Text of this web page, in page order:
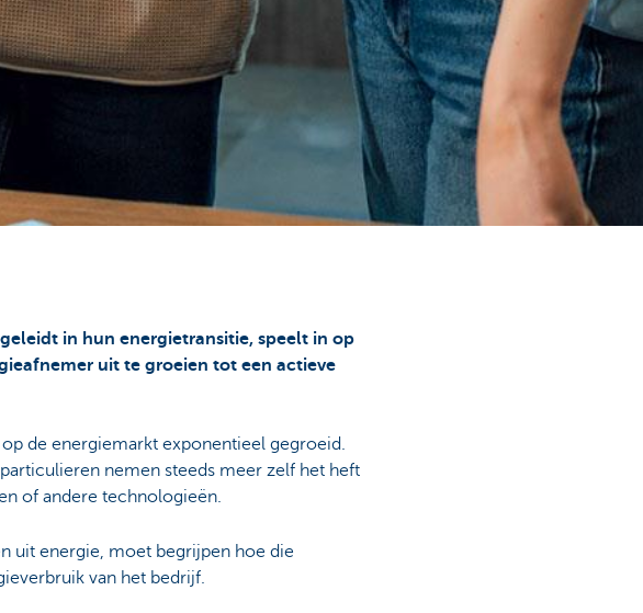
in hun energietransitie, speelt in op
uit te groeien tot een actieve
de energiemarkt exponentieel gegroeid.
nemen steeds meer zelf het heft
of andere technologieën.
uit energie, moet begrijpen hoe die
van het bedrijf.